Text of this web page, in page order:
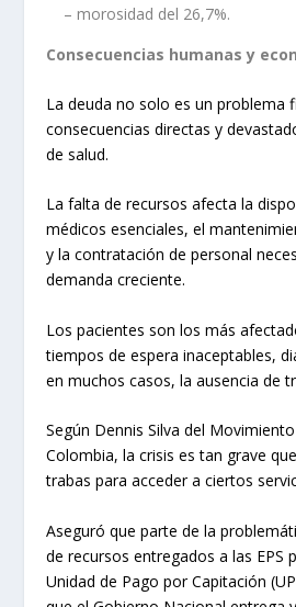
– morosidad del 26,7%.
Consecuencias humanas y
La deuda no solo es un problema
consecuencias directas y
de salud.
La falta de recursos afecta la
médicos esenciales, el
y la contratación de personal
demanda creciente.
Los pacientes son los más
tiempos de espera inaceptables,
en muchos casos, la ausencia de
Según Dennis Silva del
Colombia, la crisis es tan grave
trabas para acceder a ciertos
Aseguró que parte de la
de recursos entregados a las EPS
Unidad de Pago por Capitación